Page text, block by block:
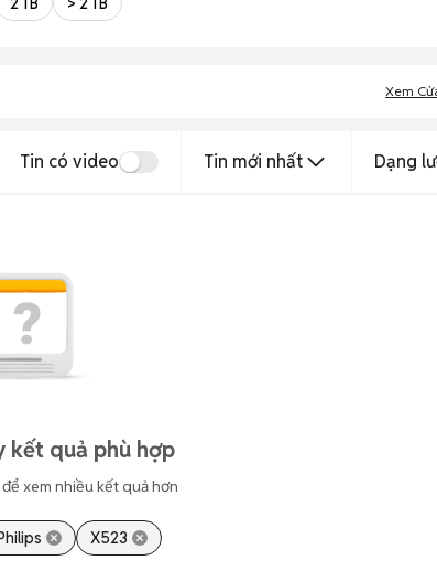
Xem
Tin có video Tin mới nhất Dạng
kết quả phù hợp
xem nhiều kết quả hơn
X523